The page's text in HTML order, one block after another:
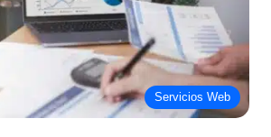
Servicios Web